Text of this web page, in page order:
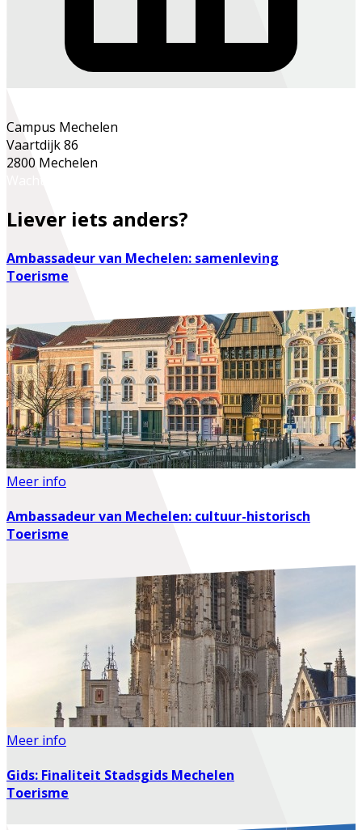
Campus Mechelen
Vaartdijk 86
2800 Mechelen
Liever iets anders?
Ambassadeur van Mechelen: samenleving
Toerisme
Meer info
Ambassadeur van Mechelen: cultuur-historisch
Toerisme
Meer info
Gids: Finaliteit Stadsgids Mechelen
Toerisme